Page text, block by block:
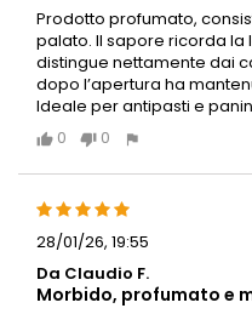
Prodotto profumato,
palato. Il sapore ricorda la
distingue nettamente dai
dopo l’apertura ha
Ideale per antipasti e
0
0
28/01/26, 19:55
Da Claudio F.
Morbido, profumato e